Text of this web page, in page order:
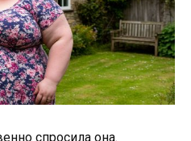
спросила она.